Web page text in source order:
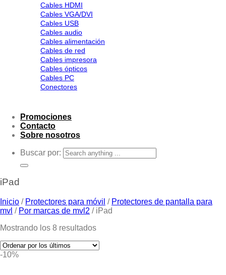
Cables HDMI
Cables VGA/DVI
Cables USB
Cables audio
Cables alimentación
Cables de red
Cables impresora
Cables ópticos
Cables PC
Conectores
Promociones
Contacto
Sobre nosotros
Buscar por:
iPad
Inicio / Protectores para móvil / Protectores de pantalla para
mvl / Por marcas de mvl2 /iPad
Mostrando los 8 resultados
-10%